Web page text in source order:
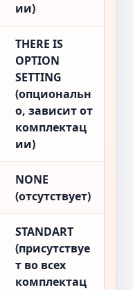
ии)
THERE IS
OPTION
SETTING
(опциональн
о, зависит от
комплектац
ии)
NONE
(отсутствует)
STANDART
(присутствуе
т во всех
комплектац